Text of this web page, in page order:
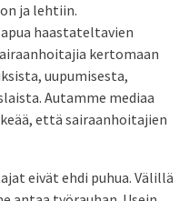
ja lehtiin.
haastateltavien
kertomaan
uupumisesta,
Autamme mediaa
että sairaanhoitajien
eivät ehdi puhua. Välillä